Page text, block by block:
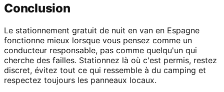
Conclusion
Le stationnement gratuit de nuit en van en Espagne
fonctionne mieux lorsque vous pensez comme un
conducteur responsable, pas comme quelqu'un qui
cherche des failles. Stationnez là où c'est permis, restez
discret, évitez tout ce qui ressemble à du camping et
respectez toujours les panneaux locaux.